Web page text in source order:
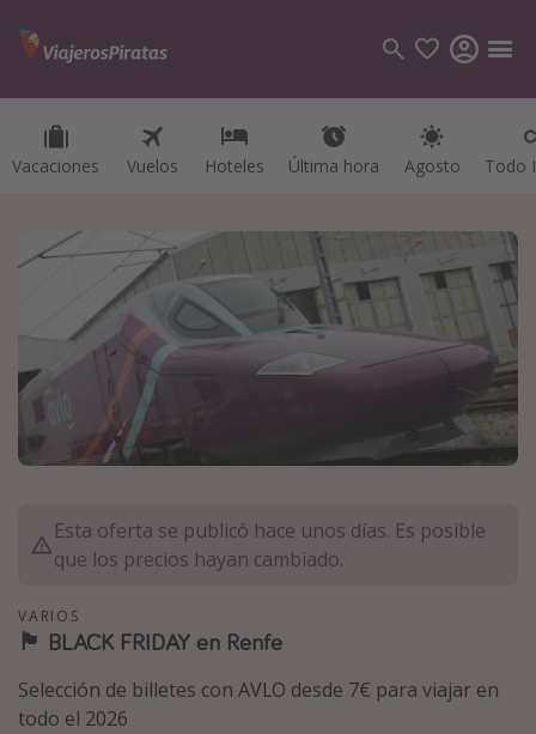
Vacaciones Vuelos Hoteles Última hora Agosto Todo
Categorías
Hoteles
Cruceros
Todos los destinos
Grecia
Marruecos
Islas Baleares
México
Tailandia
Maldivas
Esta oferta se publicó hace unos días. Es posible
que los precios hayan cambiado.
VARIOS
🏴 BLACK FRIDAY en Renfe
Selección de billetes con AVLO desde 7€ para viajar en
todo el 2026